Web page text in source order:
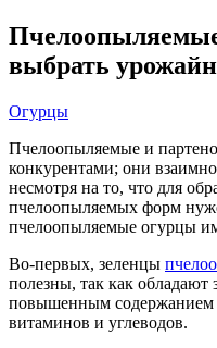
выбрать
Огурцы
Пчелоопыляемые и
конкурентами; они
несмотря на то, что для
пчелоопыляемых форм
пчелоопыляемые огурцы
Во-первых, зеленцы
полезны, так как
повышенным содержанием
витаминов и углеводов.